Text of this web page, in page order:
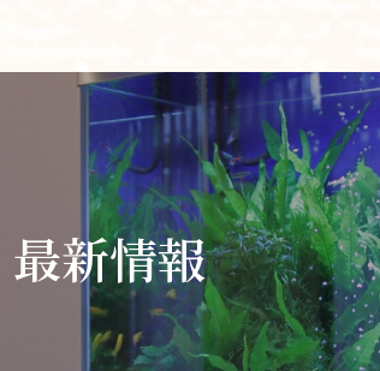
ホーム
最新情報
最新情報